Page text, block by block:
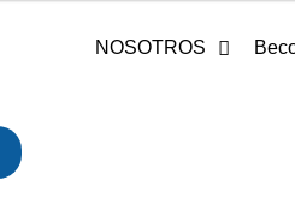
NOSOTROS